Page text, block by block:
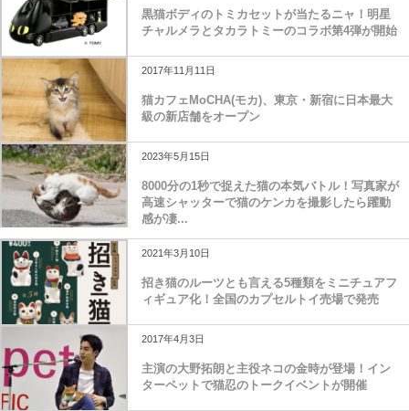
黒猫ボディのトミカセットが当たるニャ！明星
チャルメラとタカラトミーのコラボ第4弾が開始
2017年11月11日
猫カフェMoCHA(モカ)、東京・新宿に日本最大
級の新店舗をオープン
2023年5月15日
8000分の1秒で捉えた猫の本気バトル！写真家が
高速シャッターで猫のケンカを撮影したら躍動
感が凄...
2021年3月10日
招き猫のルーツとも言える5種類をミニチュアフ
ィギュア化！全国のカプセルトイ売場で発売
2017年4月3日
主演の大野拓朗と主役ネコの金時が登場！イン
ターペットで猫忍のトークイベントが開催